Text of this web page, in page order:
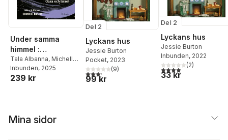
Under samma
himmel :
brevväxling mellan
Gaza och Israel
Tala Albanna, Michelle
Amzalak
Inbunden, 2025
239 kr
Del 2
Lyckans hus
Jessie Burton
Pocket, 2023
3,2utav 5 stjärnor. Totalt antal röster:
(9)
99 kr
Del 2
Lyckans hus
Jessie Burton
Inbunden, 2022
4,0utav 5 stjärnor.
(2)
33 kr
Mina sidor